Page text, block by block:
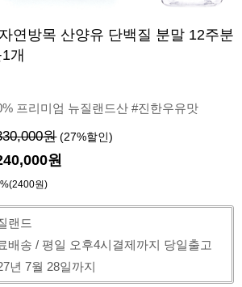
연방목 산양유 단백질 분말 12주분
개
프리미엄 뉴질랜드산 #진한우유맛
원 (27%할인)
원
원)
랜드
배송 / 평일 오후4시결제까지 당일출고
년 7월 28일까지